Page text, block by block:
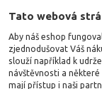
Tato webová
Aby náš eshop
zjednodušovat Váš
slouží například k
návštěvnosti a
mají přístup i naši